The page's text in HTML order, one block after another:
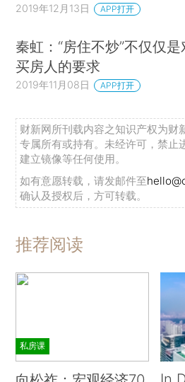
2019年12月13日 APP打开
秦虹：“房住不炒”不仅仅是
买房人的要求
2019年11月08日 APP打开
财新网所刊载内容之知识产权为财
专属所有或持有。未经许可，禁止
建立镜像等任何使用。
如有意愿转载，请发邮件至
确认及授权后，方可转载。
推荐阅读
私房课